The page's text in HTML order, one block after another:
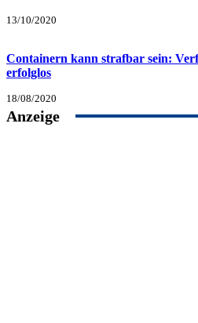
13/10/2020
Containern kann strafbar sein:
erfolglos
18/08/2020
Anzeige